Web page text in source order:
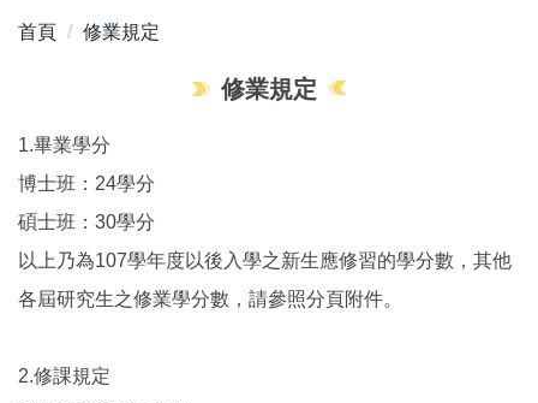
首頁 修業規定
修業規定
1.畢業學分
博士班：24學分
碩士班：30學分
以上乃為107學年度以後入學之新生應修習的學分數，其他
各屆研究生之修業學分數，請參照分頁附件。
2.修課規定